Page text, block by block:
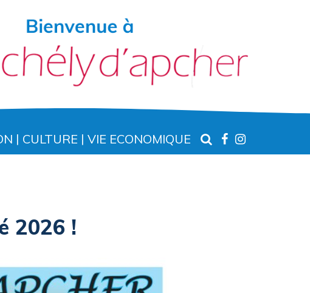
CULTURE VIE ECONOMIQUE RECHERCHE
LIEN
VERSVERS
2026 !